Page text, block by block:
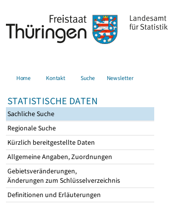
Home Kontakt Suche Newsletter
STATISTISCHE DATEN
Sachliche Suche
Regionale Suche
Kürzlich bereitgestellte Daten
Allgemeine Angaben, Zuordnungen
Gebietsveränderungen,
Änderungen zum Schlüsselverzeichnis
Definitionen und Erläuterungen